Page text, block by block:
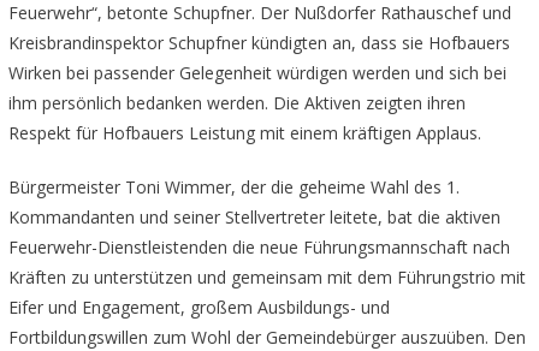
Feuerwehr“, betonte Schupfner. Der Nußdorfer Rathauschef und
Kreisbrandinspektor Schupfner kündigten an, dass sie Hofbauers
Wirken bei passender Gelegenheit würdigen werden und sich bei
ihm persönlich bedanken werden. Die Aktiven zeigten ihren
Respekt für Hofbauers Leistung mit einem kräftigen Applaus.
Bürgermeister Toni Wimmer, der die geheime Wahl des 1.
Kommandanten und seiner Stellvertreter leitete, bat die aktiven
Feuerwehr-Dienstleistenden die neue Führungsmannschaft nach
Kräften zu unterstützen und gemeinsam mit dem Führungstrio mit
Eifer und Engagement, großem Ausbildungs- und
Fortbildungswillen zum Wohl der Gemeindebürger auszuüben. Den